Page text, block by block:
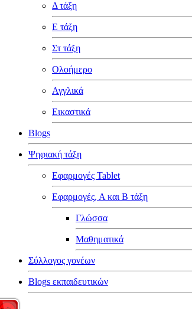
Δ τάξη
Ε τάξη
Στ τάξη
Ολοήμερο
Αγγλικά
Εικαστικά
Blogs
Ψηφιακή τάξη
Εφαρμογές Tablet
Εφαρμογές, Α και Β τάξη
Γλώσσα
Μαθηματικά
Σύλλογος γονέων
Blogs εκπαιδευτικών